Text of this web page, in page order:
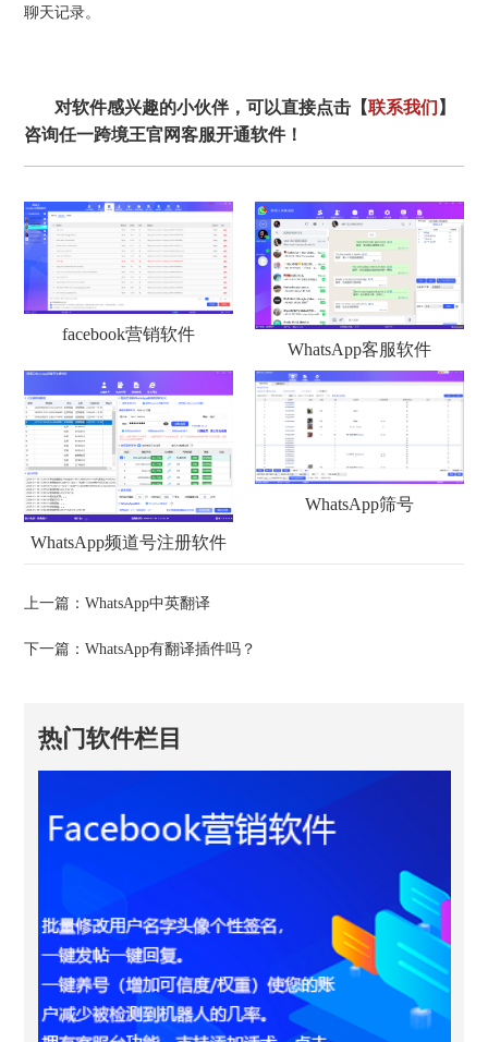
聊天记录。
对软件感兴趣的小伙伴，可以直接点击【联系我们 】
咨询任一跨境王官网客服开通软件！
facebook营销软件
WhatsApp客服软件
WhatsApp频道号注册软件
WhatsApp筛号
上一篇：WhatsApp中英翻译
下一篇：WhatsApp有翻译插件吗？
热门软件栏目